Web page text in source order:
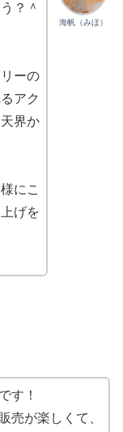
海帆（みほ）
？＾
ーの
アク
界か
にこ
げを
す！
売が楽しくて、